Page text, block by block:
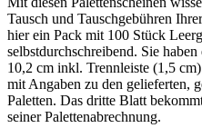
Tausch und Tauschgebühren
hier ein Pack mit 100 Stück
selbstdurchschreibend. Sie
10,2 cm inkl. Trennleiste (1,5
mit Angaben zu den gelieferten,
Paletten. Das dritte Blatt
seiner Palettenabrechnung.